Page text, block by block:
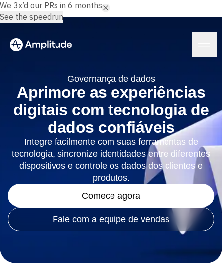
Plataforma
IA da Amplitude
Agentes de IA
AI Feedback
Análise de agente
Análise de produto
Análise de marketing
Soluções
Mídia
Caso de uso
Hub Explorar
Preços
Governança de dados
Aprimore as experiências
digitais com tecnologia de
dados confiáveis
Integre facilmente com suas ferramentas de
tecnologia, sincronize identidades entre diferentes
dispositivos e controle os dados dos clientes e
produtos.
Comece agora
Fale com a equipe de vendas
We 3x’d our PRs in 6 months.
See the speedrun